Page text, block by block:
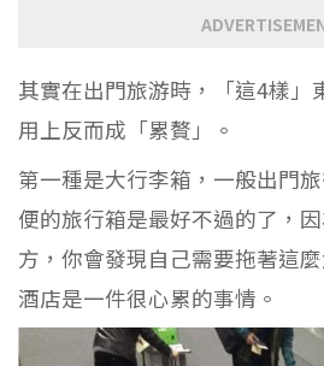
其實在出門旅游時，「這4樣」
用上反而成「累贅」。
第一種是大行李箱，一般出門
便的旅行箱是最好不過的了，
方，你會發現自己需要拖著這
酒店是一件很心累的事情。